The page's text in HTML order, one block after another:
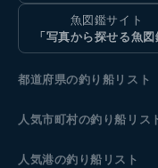
魚図鑑サイト
「写真から探せる魚図
都道府県の釣り船リスト
人気市町村の釣り船リス
人気港の釣り船リスト